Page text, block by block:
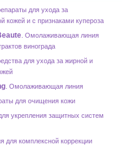
для ухода за
кожей и с признаками купероза
. Омолаживающая линия
винограда
для ухода за жирной и
. Омолаживающая линия
для очищения кожи
укрепления защитных систем
для комплексной коррекции